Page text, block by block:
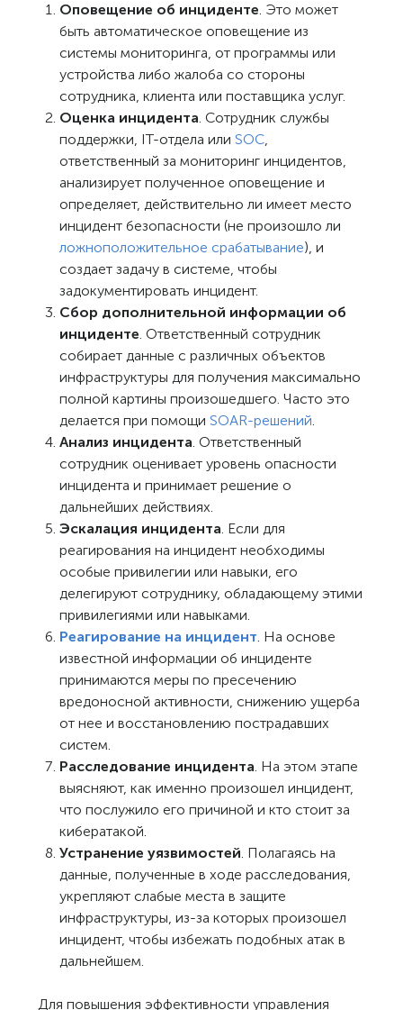
Оповещение об инциденте. Это может
быть автоматическое оповещение из
системы мониторинга, от программы или
устройства либо жалоба со стороны
сотрудника, клиента или поставщика услуг.
Оценка инцидента. Сотрудник службы
поддержки, IT-отдела илиSOC,
ответственный за мониторинг инцидентов,
анализирует полученное оповещение и
определяет, действительно ли имеет место
инцидент безопасности (не произошло ли
ложноположительное срабатывание), и
создает задачу в системе, чтобы
задокументировать инцидент.
Сбор дополнительной информации об
инциденте. Ответственный сотрудник
собирает данные с различных объектов
инфраструктуры для получения максимально
полной картины произошедшего. Часто это
делается при помощиSOAR-решений.
Анализ инцидента. Ответственный
сотрудник оценивает уровень опасности
инцидента и принимает решение о
дальнейших действиях.
Эскалация инцидента. Если для
реагирования на инцидент необходимы
особые привилегии или навыки, его
делегируют сотруднику, обладающему этими
привилегиями или навыками.
Реагирование на инцидент. На основе
известной информации об инциденте
принимаются меры по пресечению
вредоносной активности, снижению ущерба
от нее и восстановлению пострадавших
систем.
Расследование инцидента. На этом этапе
выясняют, как именно произошел инцидент,
что послужило его причиной и кто стоит за
кибератакой.
Устранение уязвимостей. Полагаясь на
данные, полученные в ходе расследования,
укрепляют слабые места в защите
инфраструктуры, из-за которых произошел
инцидент, чтобы избежать подобных атак в
дальнейшем.
Для повышения эффективности управления